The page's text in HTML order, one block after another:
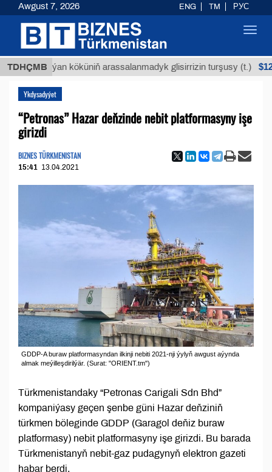
TDHÇMB
Buýan köküniň arassalanmadyk glisirrizin turşusy (t.) $12935,18
Ykdysadyýet
“Petronas” Hazar deňzinde nebit platformasyny işe
girizdi
BIZNES TÜRKMENISTAN
15:41 13.04.2021
GDDP-A buraw platformasyndan ilkinji nebiti 2021-nji ýylyň awgust aýynda
almak meýilleşdirilýär. (Surat: "ORIENT.tm")
Türkmenistandaky “Petronas Carigali Sdn Bhd”
kompaniýasy geçen şenbe güni Hazar deňziniň
türkmen böleginde GDDP (Garagol deňiz buraw
platformasy) nebit platformasyny işe girizdi. Bu barada
Türkmenistanyň nebit-gaz pudagynyň elektron gazeti
habar berdi.
Awgust 7, 2026 ENG TM РУС